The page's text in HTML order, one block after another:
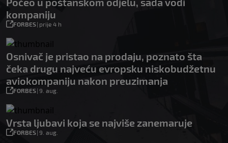
kompaniju
FORBES| prije 4 h
Osnivač je pristao na prodaju, poznato šta
čeka drugu najveću evropsku niskobudžetnu
aviokompaniju nakon preuzimanja
FORBES| 9. aug.
Vrsta ljubavi koja se najviše zanemaruje
FORBES| 9. aug.